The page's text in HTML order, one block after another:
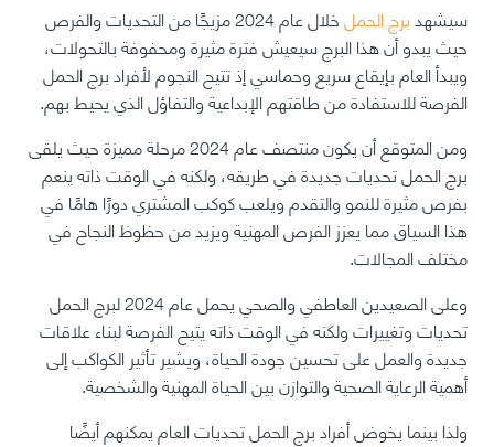
سيشهدبرج الحمل
خلال عام 2024 مزيجًا من التحديات والفرص
حيث يبدو أن هذا البرج سيعيش فترة مثيرة ومحفوفة بالتحولات،
ويبدأ العام بإيقاع سريع وحماسي إذ تتيح النجوم لأفراد برج الحمل
الفرصة للاستفادة من طاقتهم الإبداعية والتفاؤل الذي يحيط بهم.
ومن المتوقع أن يكون منتصف عام 2024 مرحلة مميزة حيث يلقى
برج الحمل تحديات جديدة في طريقه، ولكنه في الوقت ذاته ينعم
بفرص مثيرة للنمو والتقدم ويلعب كوكب المشتري دورًا هامًا في
هذا السياق مما يعزز الفرص المهنية ويزيد من حظوظ النجاح في
مختلف المجالات.
وعلى الصعيدين العاطفي والصحي يحمل عام 2024 لبرج الحمل
تحديات وتغييرات ولكنه في الوقت ذاته يتيح الفرصة لبناء علاقات
جديدة والعمل على تحسين جودة الحياة، ويشير تأثير الكواكب إلى
أهمية الرعاية الصحية والتوازن بين الحياة المهنية والشخصية.
ولذا بينما يخوض أفراد برج الحمل تحديات العام يمكنهم أيضًا